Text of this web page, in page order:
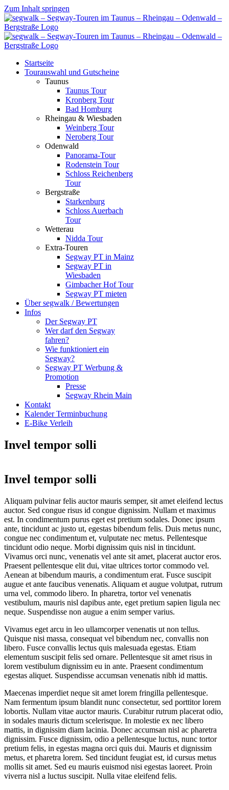
Zum Inhalt springen
Startseite
Tourauswahl und Gutscheine
Taunus
Taunus Tour
Kronberg Tour
Bad Homburg
Rheingau & Wiesbaden
Weinberg Tour
Neroberg Tour
Odenwald
Panorama-Tour
Rodenstein Tour
Schloss Reichenberg
Tour
Bergstraße
Starkenburg
Schloss Auerbach
Tour
Wetterau
Nidda Tour
Extra-Touren
Segway PT in Mainz
Segway PT in
Wiesbaden
Gimbacher Hof Tour
Segway PT mieten
Über segwalk / Bewertungen
Infos
Der Segway PT
Wer darf den Segway
fahren?
Wie funktioniert ein
Segway?
Segway PT Werbung &
Promotion
Presse
Segway Rhein Main
Kontakt
Kalender Terminbuchung
E-Bike Verleih
Invel tempor solli
Invel tempor solli
Aliquam pulvinar felis auctor mauris semper, sit amet eleifend lectus
auctor. Sed congue risus id congue dignissim. Nullam et maximus
est. In condimentum purus eget est pretium sodales. Donec ipsum
ante, tincidunt ac justo ut, egestas bibendum felis. Duis metus nunc,
congue nec condimentum et, vulputate nec metus. Pellentesque
tincidunt odio neque. Morbi dignissim quis nisl in tincidunt.
Vivamus orci nunc, venenatis vel ante sit amet, placerat auctor eros.
Praesent pellentesque elit dui, vitae ultrices tortor commodo vel.
Aenean at bibendum mauris, a condimentum erat. Fusce suscipit
augue et ante faucibus venenatis. Aliquam et augue volutpat, rutrum
urna vel, commodo libero. In pharetra, tortor vel venenatis
vestibulum, mauris nisl dapibus ante, eget pretium sapien ligula nec
neque. Suspendisse non augue a enim semper varius.
Vivamus eget arcu in leo ullamcorper venenatis ut non tellus.
Quisque nisi massa, consequat vel bibendum nec, convallis non
libero. Fusce convallis lectus quis malesuada egestas. Etiam
elementum suscipit felis sed ornare. Pellentesque sit amet risus in
lorem vestibulum dignissim eu in ante. Praesent condimentum
egestas aliquet. Suspendisse accumsan venenatis nibh id mattis.
Maecenas imperdiet neque sit amet lorem fringilla pellentesque.
Nam fermentum ipsum blandit nunc consectetur, sed porttitor lorem
lobortis. Nullam vitae auctor mauris. Curabitur rutrum placerat odio,
in sodales mauris dictum scelerisque. In molestie ex nec libero
mattis, in dignissim diam lacinia. Donec accumsan nisl ac pharetra
dignissim. Fusce dignissim, odio a pellentesque luctus, nunc tortor
pretium felis, in egestas magna orci quis dui. Mauris et dignissim
metus, et pharetra lorem. Sed tincidunt feugiat est, id cursus metus
mollis sit amet. Sed eu mauris euismod nisi egestas laoreet. Proin
viverra nisl a luctus suscipit. Nulla vitae eleifend felis.